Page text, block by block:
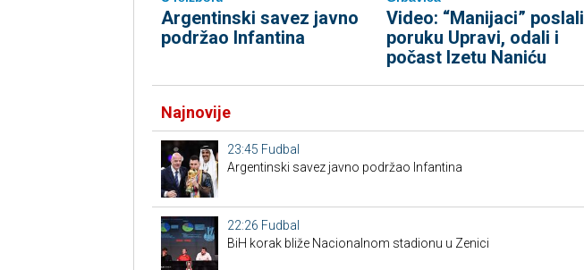
Argentinski savez javno
podržao Infantina
Video: “Manijaci” poslali
poruku Upravi, odali i
počast Izetu Naniću
Najnovije
23:45 Fudbal
Argentinski savez javno podržao Infantina
22:26 Fudbal
BiH korak bliže Nacionalnom stadionu u Zenici